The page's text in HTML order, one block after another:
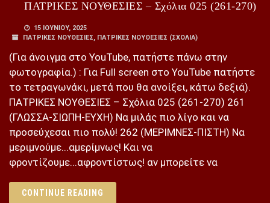
ΠΑΤΡΙΚΕΣ ΝΟΥΘΕΣΙΕΣ – Σχόλια 025 (261-270)
15 ΙΟΥΝΊΟΥ, 2025
ΠΑΤΡΙΚΕΣ ΝΟΥΘΕΣΙΕΣ, ΠΑΤΡΙΚΕΣ ΝΟΥΘΕΣΙΕΣ (ΣΧΌΛΙΑ)
(Για άνοιγμα στο YouTube, πατήστε πάνω στην
φωτογραφία.) : Για Full screen στο YouTube πατήστε
το τετραγωνάκι, μετά που θα ανοίξει, κάτω δεξιά).
ΠΑΤΡΙΚΕΣ ΝΟΥΘΕΣΙΕΣ – Σχόλια 025 (261-270) 261
(ΓΛΩΣΣΑ-ΣΙΩΠΗ-ΕΥΧΗ) Να μιλάς πιο λίγο και να
προσεύχεσαι πιο πολύ! 262 (ΜΕΡΙΜΝΕΣ-ΠΙΣΤΗ) Να
μεριμνούμε...αμερίμνως! Και να
φροντίζουμε...αφροντίστως! αν μπορείτε να
CONTINUE READING